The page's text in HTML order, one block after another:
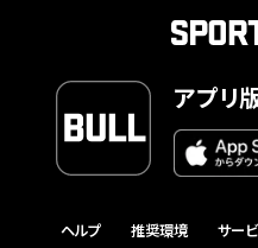
アプリ
ヘルプ 推奨環境 サー